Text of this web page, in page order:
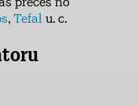
preces no
, Tefal u. c.